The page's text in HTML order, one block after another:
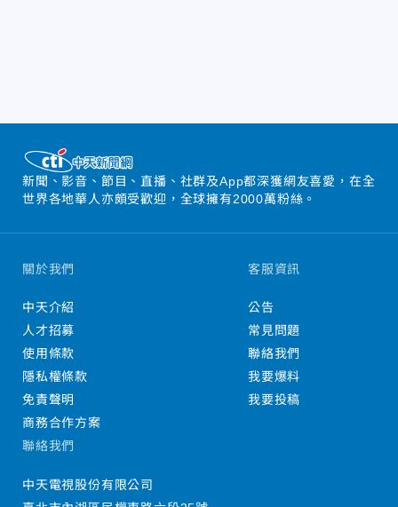
新聞、影音、節目、直播、社群及App都深獲網友喜愛，在全
世界各地華人亦頗受歡迎，全球擁有2000萬粉絲。
關於我們
中天介紹
人才招募
使用條款
隱私權條款
免責聲明
商務合作方案
客服資訊
公告
常見問題
聯絡我們
我要爆料
我要投稿
聯絡我們
中天電視股份有限公司